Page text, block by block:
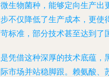
生物菌种，能够定向生产出
不仅降低了生产成本，更使
标准，部分技术甚至达到了
凭借这种深厚的技术底蕴，
市场并站稳脚跟。赖氨酸、